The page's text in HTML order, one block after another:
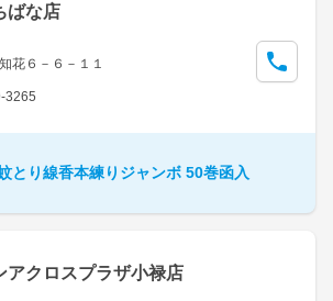
ばな店
花６－６－１１
3265
とり線香本練りジャンボ 50巻函入
アクロスプラザ小禄店